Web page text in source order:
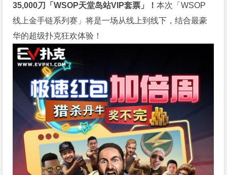
35,000刀「WSOP天堂岛站VIP套票」！本次「WSOP
线上金手链系列赛」将是一场从线上到线下，结合最豪
华的超级扑克狂欢体验！